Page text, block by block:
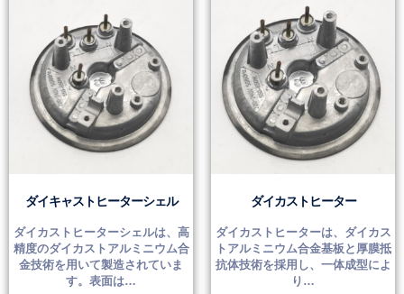
ダイキャストヒーターシェル
ダイカストヒーターシェルは、高
精度のダイカストアルミニウム合
金技術を用いて製造されていま
す。表面は…
ダイカストヒーター
ダイカストヒーターは、ダイカス
トアルミニウム合金基板と厚膜抵
抗体技術を採用し、一体成型によ
り…